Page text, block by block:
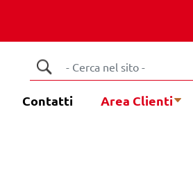
Contatti Area Clienti